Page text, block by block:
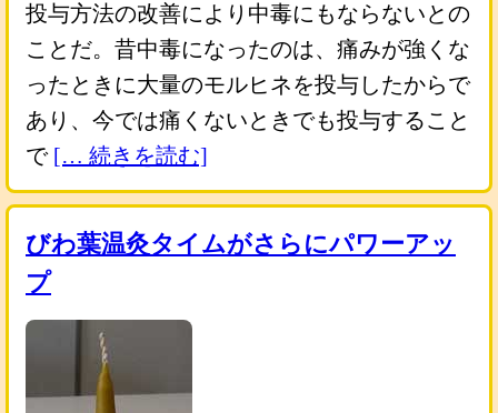
投与方法の改善により中毒にもならないとの
ことだ。昔中毒になったのは、痛みが強くな
ったときに大量のモルヒネを投与したからで
あり、今では痛くないときでも投与すること
で [… 続きを読む]
びわ葉温灸タイムがさらにパワーアッ
プ